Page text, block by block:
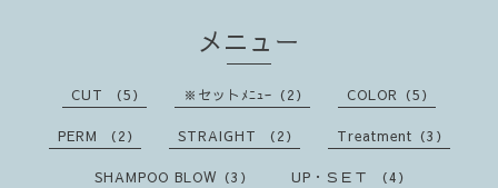
メニュー
CUT （5） ※セットﾒﾆｭｰ（2） COLOR（5）
PERM （2） STRAIGHT （2） Treatment（3）
SHAMPOO BLOW（3） UP・ＳＥＴ （4）